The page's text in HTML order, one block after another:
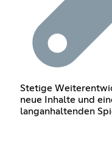
Stetige
neue Inhalte und
langanhaltenden